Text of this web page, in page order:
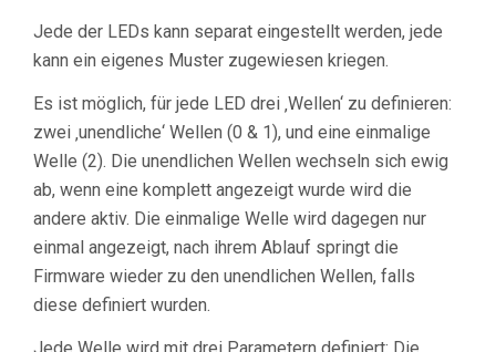
Jede der LEDs kann separat eingestellt werden, jede
kann ein eigenes Muster zugewiesen kriegen.
Es ist möglich, für jede LED drei ‚Wellen‘ zu definieren:
zwei ‚unendliche‘ Wellen (0 & 1), und eine einmalige
Welle (2). Die unendlichen Wellen wechseln sich ewig
ab, wenn eine komplett angezeigt wurde wird die
andere aktiv. Die einmalige Welle wird dagegen nur
einmal angezeigt, nach ihrem Ablauf springt die
Firmware wieder zu den unendlichen Wellen, falls
diese definiert wurden.